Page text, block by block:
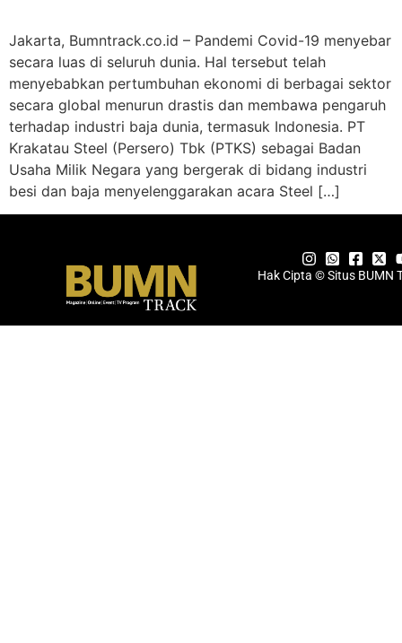
Jakarta, Bumntrack.co.id – Pandemi Covid-19 menyebar
secara luas di seluruh dunia. Hal tersebut telah
menyebabkan pertumbuhan ekonomi di berbagai sektor
secara global menurun drastis dan membawa pengaruh
terhadap industri baja dunia, termasuk Indonesia. PT
Krakatau Steel (Persero) Tbk (PTKS) sebagai Badan
Usaha Milik Negara yang bergerak di bidang industri
besi dan baja menyelenggarakan acara Steel […]
Hak Cipta © Situs BUMN